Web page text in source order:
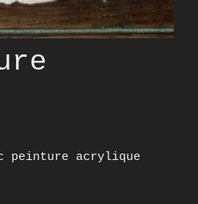
peinture acrylique